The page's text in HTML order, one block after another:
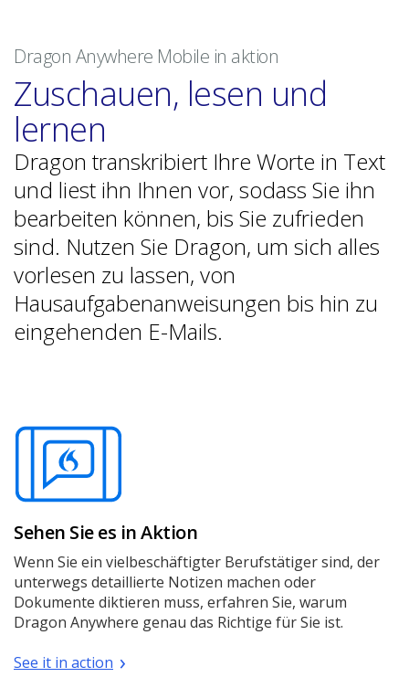
Dragon Anywhere Mobile in aktion
Zuschauen, lesen und
lernen
Dragon transkribiert Ihre Worte in Text
und liest ihn Ihnen vor, sodass Sie ihn
bearbeiten können, bis Sie zufrieden
sind. Nutzen Sie Dragon, um sich alles
vorlesen zu lassen, von
Hausaufgabenanweisungen bis hin zu
eingehenden E-Mails.
Sehen Sie es in Aktion
Wenn Sie ein vielbeschäftigter Berufstätiger sind, der
unterwegs detaillierte Notizen machen oder
Dokumente diktieren muss, erfahren Sie, warum
Dragon Anywhere genau das Richtige für Sie ist.
See it in action